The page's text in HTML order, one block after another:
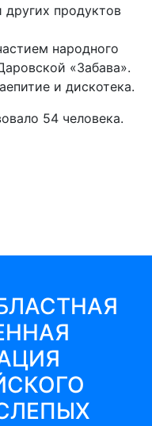
других продуктов
народного
«Забава».
и дискотека.
54 человека.